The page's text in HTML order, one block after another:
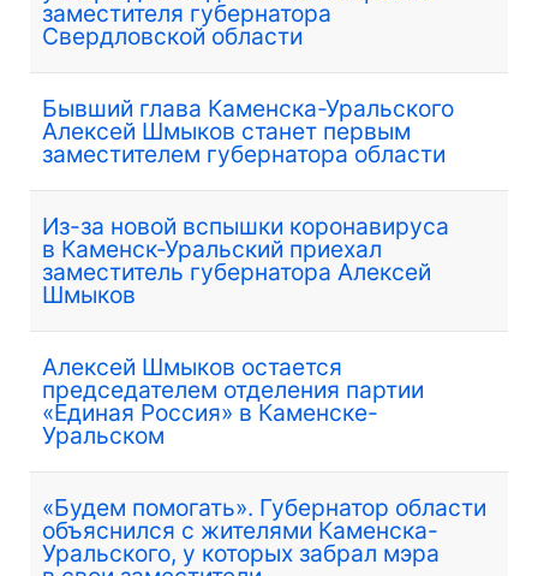
заместителя губернатора
Свердловской области
Бывший глава Каменска-Уральского
Алексей Шмыков станет первым
заместителем губернатора области
Из-за новой вспышки коронавируса
в Каменск-Уральский приехал
заместитель губернатора Алексей
Шмыков
Алексей Шмыков остается
председателем отделения партии
«Единая Россия» в Каменске-
Уральском
«Будем помогать». Губернатор области
объяснился с жителями Каменска-
Уральского, у которых забрал мэра